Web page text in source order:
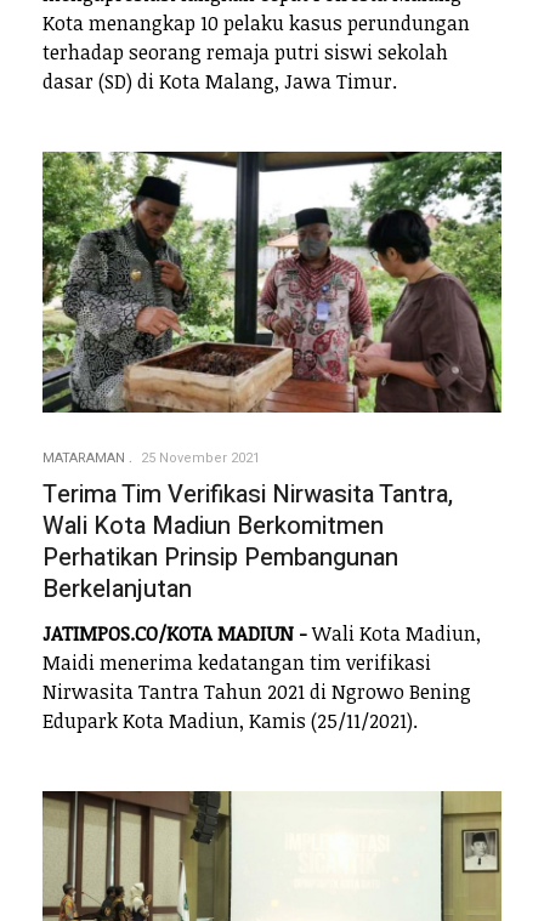
Kota menangkap 10 pelaku kasus perundungan
terhadap seorang remaja putri siswi sekolah
dasar (SD) di Kota Malang, Jawa Timur.
MATARAMAN 25 November 2021
Terima Tim Verifikasi Nirwasita Tantra,
Wali Kota Madiun Berkomitmen
Perhatikan Prinsip Pembangunan
Berkelanjutan
JATIMPOS.CO/KOTA MADIUN -Wali Kota Madiun,
Maidi menerima kedatangan tim verifikasi
Nirwasita Tantra Tahun 2021 di Ngrowo Bening
Edupark Kota Madiun, Kamis (25/11/2021).